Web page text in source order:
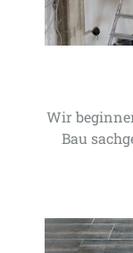
Wir
Bau